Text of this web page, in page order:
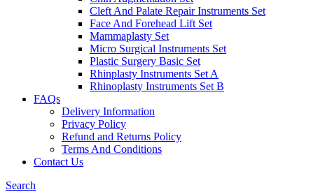
Cleft And Palate Repair Instruments Set
Face And Forehead Lift Set
Mammaplasty Set
Micro Surgical Instruments Set
Plastic Surgery Basic Set
Rhinplasty Instruments Set A
Rhinoplasty Instruments Set B
FAQs
Delivery Information
Privacy Policy
Refund and Returns Policy
Terms And Conditions
Contact Us
Search